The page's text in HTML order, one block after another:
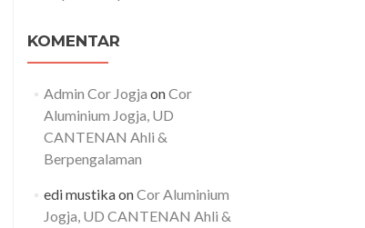
KOMENTAR
Admin Cor Jogja onCor
Aluminium Jogja, UD
CANTENAN Ahli &
Berpengalaman
edi mustikaonCor Aluminium
Jogja, UD CANTENAN Ahli &